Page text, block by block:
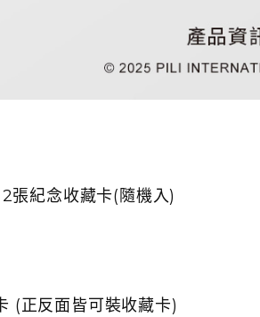
張紀念收藏卡(隨機入)
(正反面皆可裝收藏卡)